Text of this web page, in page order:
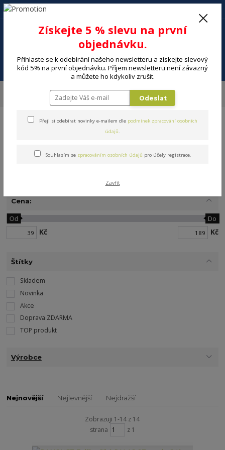
Menu
+420 602 494 600
Cena:
Kč
Od Do
Kč
Štítky
Skladem
Novinka
Akce
Doprava ZDARMA
TOP produkt
Výrobce
Nejnovější Nejlevnější Nejdražší
Zobrazuji 1-14 z 14
strana
z 1
Získejte 5 % slevu na první
objednávku.
Přihlaste se k odebírání našeho newsletteru a získejte slevový
kód 5% na první objednávku. Příjem newsletteru není závazný
a můžete ho kdykoliv zrušit.
Odeslat
Přeji si odebírat novinky e-mailem dle podmínek zpracování osobních
údajů.
Souhlasím se zpracováním osobních údajů pro účely registrace.
Zavřít